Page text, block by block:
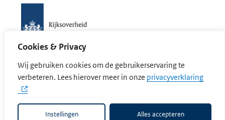
Cookies & Privacy
Wij gebruiken cookies om de gebruikerservaring te
verbeteren. Lees hierover meer in onze privacyverklaring
Instellingen Alles accepteren
Cookievoorkeuren wijzigen
Privacyverklaring